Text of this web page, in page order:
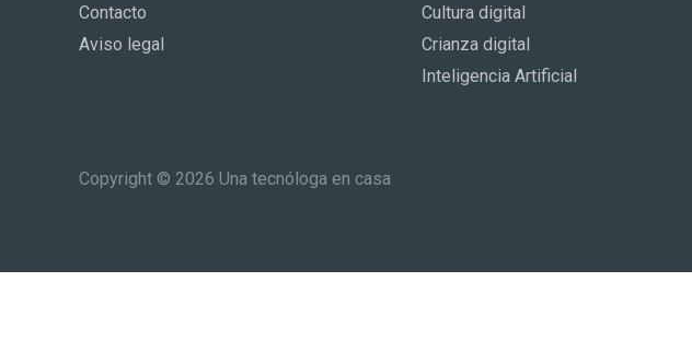
Contacto
Aviso legal
Cultura digital
Crianza digital
Inteligencia Artificial
Copyright © 2026 Una tecnóloga en casa